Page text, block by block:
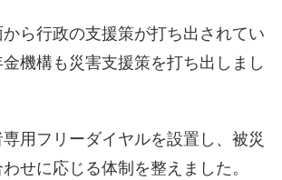
ら行政の支援策が打ち出されてい
機構も災害支援策を打ち出しまし
用フリーダイヤルを設置し、被災
せに応じる体制を整えました。